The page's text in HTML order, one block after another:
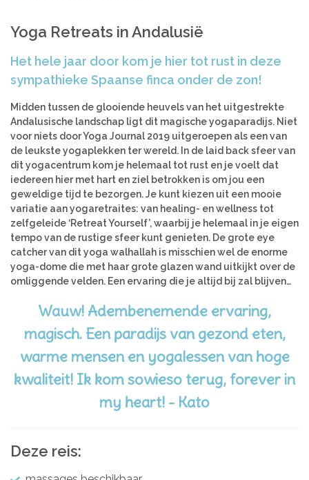
Workshops
Alle retreats
India
Nepal
Sri Lanka
Thailand
Afrika
Kenia
Marokko
Tanzania
Amerika
Brazilië
Yoga Retreats in Andalusië
Het hele jaar door kom je hier tot rust in deze
sympathieke Spaanse finca onder de zon!
Midden tussen de glooiende heuvels van het uitgestrekte
Andalusische landschap ligt dit magische yogaparadijs. Niet
voor niets door Yoga Journal 2019 uitgeroepen als een van
de leukste yogaplekken ter wereld. In de laid back sfeer van
dit yogacentrum kom je helemaal tot rust en je voelt dat
iedereen hier met hart en ziel betrokken is om jou een
geweldige tijd te bezorgen. Je kunt kiezen uit een mooie
variatie aan yogaretraites: van healing- en wellness tot
zelfgeleide ‘Retreat Yourself’, waarbij je helemaal in je eigen
tempo van de rustige sfeer kunt genieten. De grote eye
catcher van dit yoga walhallah is misschien wel de enorme
yoga-dome die met haar grote glazen wand uitkijkt over de
omliggende velden. Een ervaring die je altijd bij zal blijven…
Wauw! Adembenemende ervaring,
magisch. Een paradijs van gezond eten,
warme mensen en yogalessen van hoge
kwaliteit! Ik kom sowieso terug, forever in
my heart! - Kato
Deze reis: